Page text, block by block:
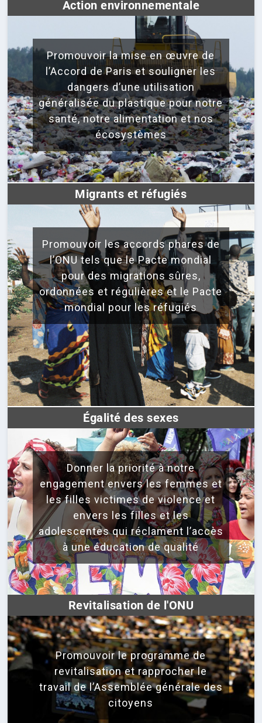
Action environnementale
Promouvoir la mise en œuvre de
l’Accord de Paris et souligner les
dangers d’une utilisation
généralisée du plastique pour notre
santé, notre alimentation et nos
écosystèmes
Migrants et réfugiés
Promouvoir les accords phares de
l’ONU tels que le Pacte mondial
pour des migrations sûres,
ordonnées et régulières et le Pacte
mondial pour les réfugiés
Égalité des sexes
Donner la priorité à notre
engagement envers les femmes et
les filles victimes de violence et
envers les filles et les
adolescentes qui réclament l’accès
à une éducation de qualité
Revitalisation de l'ONU
Promouvoir le programme de
revitalisation et rapprocher le
travail de l’Assemblée générale des
citoyens